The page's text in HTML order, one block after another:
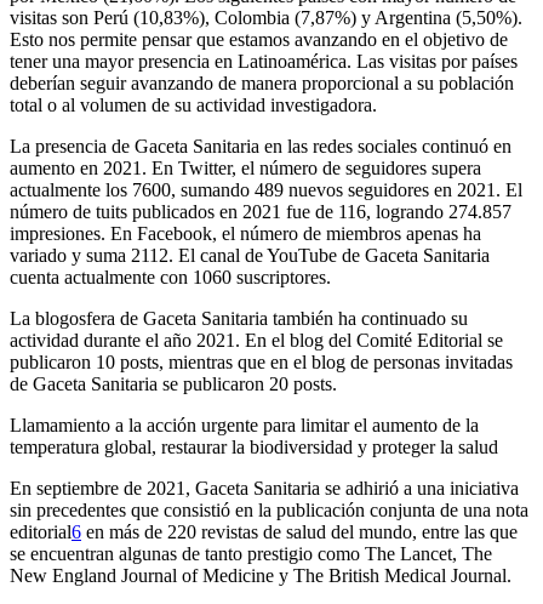
visitas son Perú (10,83%), Colombia (7,87%) y Argentina (5,50%).
Esto nos permite pensar que estamos avanzando en el objetivo de
tener una mayor presencia en Latinoamérica. Las visitas por países
deberían seguir avanzando de manera proporcional a su población
total o al volumen de su actividad investigadora.
La presencia de Gaceta Sanitaria en las redes sociales continuó en
aumento en 2021. En Twitter, el número de seguidores supera
actualmente los 7600, sumando 489 nuevos seguidores en 2021. El
número de tuits publicados en 2021 fue de 116, logrando 274.857
impresiones. En Facebook, el número de miembros apenas ha
variado y suma 2112. El canal de YouTube de Gaceta Sanitaria
cuenta actualmente con 1060 suscriptores.
La blogosfera de Gaceta Sanitaria también ha continuado su
actividad durante el año 2021. En el blog del Comité Editorial se
publicaron 10 posts, mientras que en el blog de personas invitadas
de Gaceta Sanitaria se publicaron 20 posts.
Llamamiento a la acción urgente para limitar el aumento de la
temperatura global, restaurar la biodiversidad y proteger la salud
En septiembre de 2021, Gaceta Sanitaria se adhirió a una iniciativa
sin precedentes que consistió en la publicación conjunta de una nota
editorial6 en más de 220 revistas de salud del mundo, entre las que
se encuentran algunas de tanto prestigio como The Lancet, The
New England Journal of Medicine y The British Medical Journal.